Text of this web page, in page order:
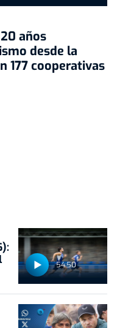
años
desde la
177 cooperativas
54:50